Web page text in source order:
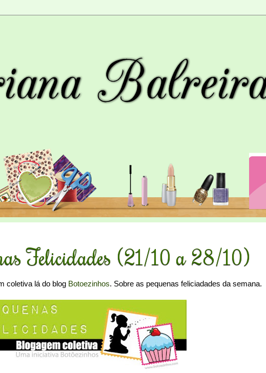
Felicidades (21/10 a 28/10)
coletiva lá do blog Botoezinhos. Sobre as pequenas feliciadades da semana.